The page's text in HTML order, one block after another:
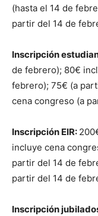
(hasta el 14 de
partir del 14 de
Inscripción
de febrero); 80€
febrero); 75€ (a
cena congreso (a
Inscripción EIR:
incluye cena
partir del 14 de
partir del 14 de
Inscripción